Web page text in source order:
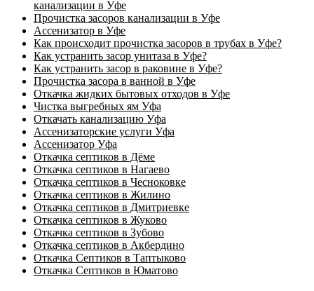
канализации в Уфе
Прочистка засоров канализации в Уфе
Ассенизатор в Уфе
Как происходит прочистка засоров в трубах в Уфе?
Как устранить засор унитаза в Уфе?
Как устранить засор в раковине в Уфе?
Прочистка засора в ванной в Уфе
Откачка жидких бытовых отходов в Уфе
Чистка выгребных ям Уфа
Откачать канализацию Уфа
Ассенизаторские услуги Уфа
Ассенизатор Уфа
Откачка септиков в Дёме
Откачка септиков в Нагаево
Откачка септиков в Чесноковке
Откачка септиков в Жилино
Откачка септиков в Дмитриевке
Откачка септиков в Жуково
Откачка септиков в Зубово
Откачка септиков в Акбердино
Откачка Септиков в Таптыково
Откачка Септиков в Юматово